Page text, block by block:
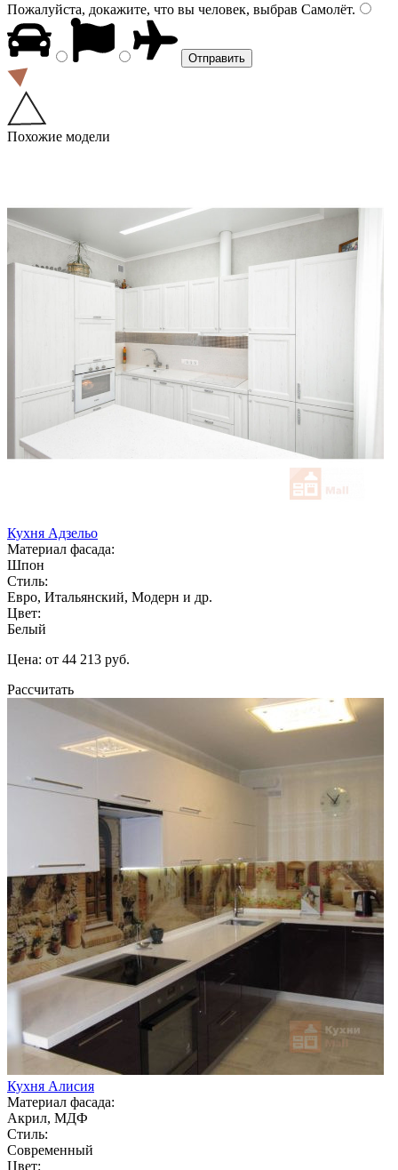
Пожалуйста, докажите, что вы человек, выбрав Самолёт.
Похожие модели
Кухня Адзельо
Материал фасада:
Шпон
Стиль:
Евро, Итальянский, Модерн и др.
Цвет:
Белый
Цена: от 44 213 руб.
Рассчитать
Кухня Алисия
Материал фасада:
Акрил, МДФ
Стиль:
Современный
Цвет: